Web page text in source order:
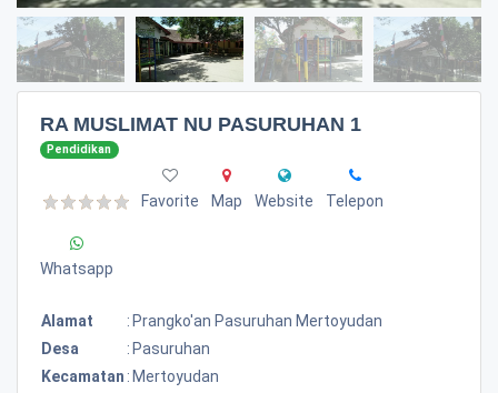
RA MUSLIMAT NU PASURUHAN 1
Pendidikan
Favorite Map Website Telepon
Whatsapp
Alamat : Prangko'an Pasuruhan Mertoyudan
Desa
: Pasuruhan
Kecamatan : Mertoyudan